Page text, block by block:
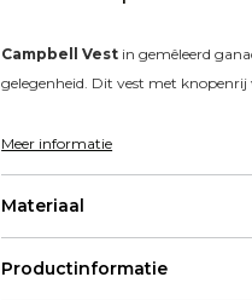
Campbell Vest in gemêleerd
gelegenheid. Dit vest met
Meer informatie
Materiaal
Productinformatie